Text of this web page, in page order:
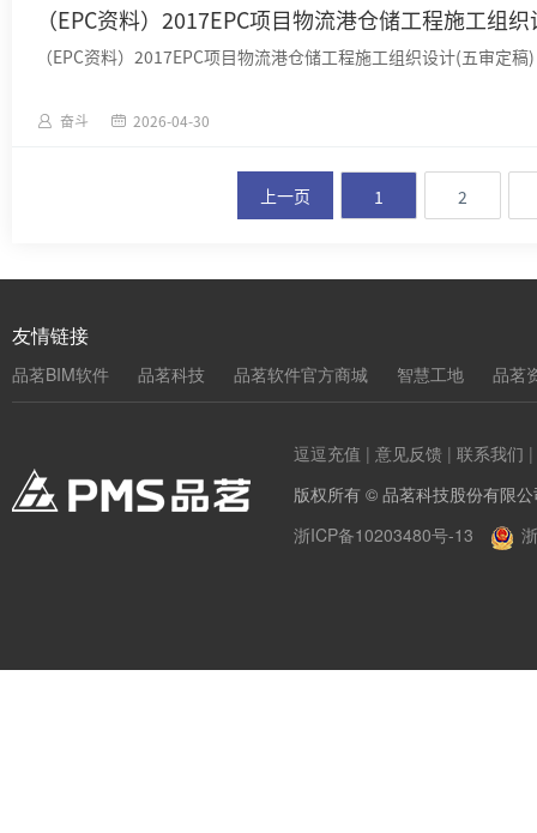
（EPC资料）2017EPC项目物流港仓储工程施工组
（EPC资料）2017EPC项目物流港仓储工程施工组织设计(五审定
奋斗 2026-04-30
上一页 1 2
友情链接
品茗BIM软件 品茗科技 品茗软件官方商城 智慧工地 品茗
逗逗充值 | 意见反馈 | 联系我们 |
版权所有 © 品茗科技股份有限
浙ICP备10203480号-13